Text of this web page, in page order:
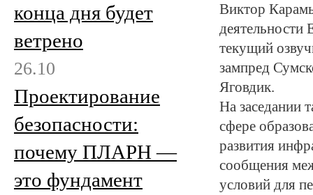
Виктор
деятельности
текущий
зампред
Яговдик.
На заседании
сфере
развития
сообщения
условий для
конца дня будет
ветрено
26.10
Проектирование
безопасности:
почему ПЛАРН —
это фундамент